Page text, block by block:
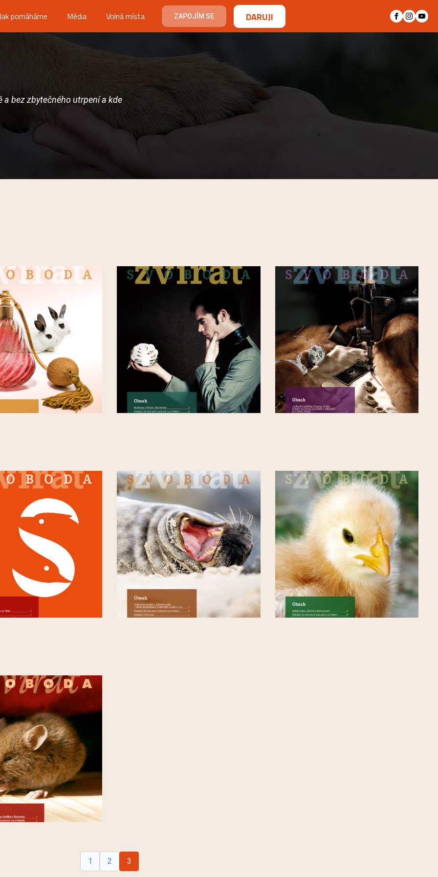
pomáháme Média Volná místa ZAPOJÍM SE DARUJI
a bez zbytečného utrpení a kde
1 2 3